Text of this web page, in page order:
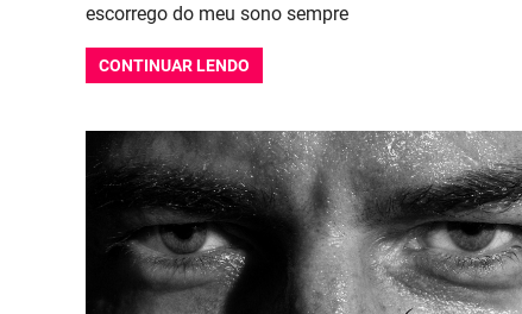
escorrego do meu sono sempre
CONTINUAR LENDO